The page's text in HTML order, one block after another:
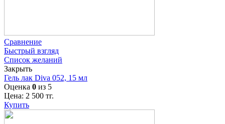
Сравнение
Быстрый взгляд
Список желаний
Закрыть
Гель лак Diva 052, 15 мл
Оценка 0 из 5
Цена: 2 500 тг.
Купить